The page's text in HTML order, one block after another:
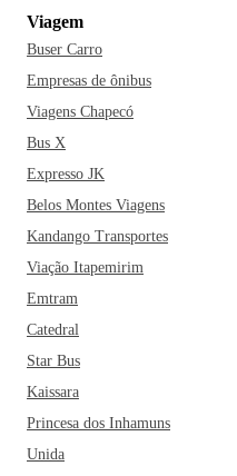
Viagem
Buser Carro
Empresas de ônibus
Viagens Chapecó
Bus X
Expresso JK
Belos Montes Viagens
Kandango Transportes
Viação Itapemirim
Emtram
Catedral
Star Bus
Kaissara
Princesa dos Inhamuns
Unida